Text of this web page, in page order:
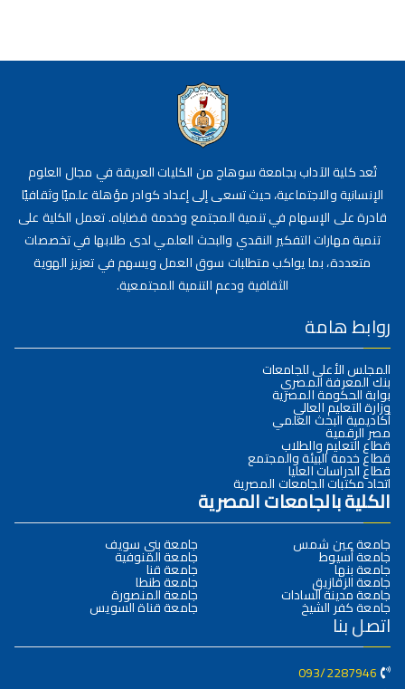
تُعد كلية الآداب بجامعة سوهاج من الكليات العريقة في مجال العلوم
الإنسانية والاجتماعية، حيث تسعى إلى إعداد كوادر مؤهلة علميًا وثقافيًا
قادرة على الإسهام في تنمية المجتمع وخدمة قضاياه. تعمل الكلية على
تنمية مهارات التفكير النقدي والبحث العلمي لدى طلابها في تخصصات
متعددة، بما يواكب متطلبات سوق العمل ويسهم في تعزيز الهوية
الثقافية ودعم التنمية المجتمعية.
روابط هامة
المجلس الأعلى للجامعات
بنك المعرفة المصري
بوابة الحكومة المصرية
وزارة التعليم العالي
أكاديمية البحث العلمي
مصر الرقمية
قطاع التعليم والطلاب
قطاع خدمة البيئة والمجتمع
قطاع الدراسات العليا
اتحاد مكتبات الجامعات المصرية
الكلية بالجامعات المصرية
جامعة عين شمس
جامعة أسيوط
جامعة بنها
جامعة الزقازيق
جامعة مدينة السادات
جامعة كفر الشيخ
جامعة بني سويف
جامعة المنوفية
جامعة قنا
جامعة طنطا
جامعة المنصورة
جامعة قناة السويس
اتصل بنا
093/2287946